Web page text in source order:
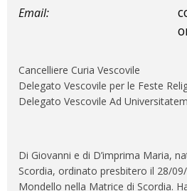
Email:
Cancelliere Curia Vescovile
Delegato Vescovile per le Feste
Delegato Vescovile Ad
Di Giovanni e di D’imprima Maria,
Scordia, ordinato presbitero il 28/
Mondello nella Matrice di Scordia.